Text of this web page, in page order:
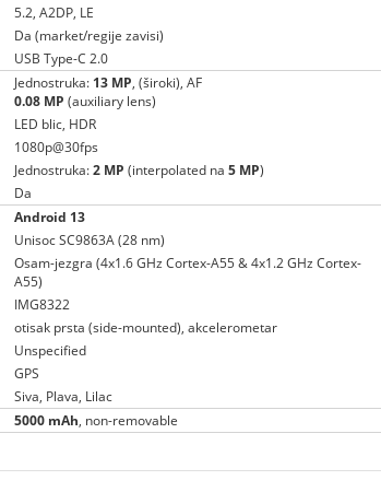
5.2, A2DP, LE
Da (market/regije zavisi)
USB Type-C 2.0
Jednostruka: 13 MP, (široki), AF
0.08 MP (auxiliary lens)
LED blic, HDR
1080p@30fps
Jednostruka:2 MP (interpolated na5 MP)
Da
Android 13
Unisoc SC9863A (28 nm)
Osam-jezgra (4x1.6 GHz Cortex-A55 & 4x1.2 GHz Cortex-
A55)
IMG8322
otisak prsta (side-mounted), akcelerometar
Unspecified
GPS
Siva, Plava, Lilac
5000 mAh, non-removable